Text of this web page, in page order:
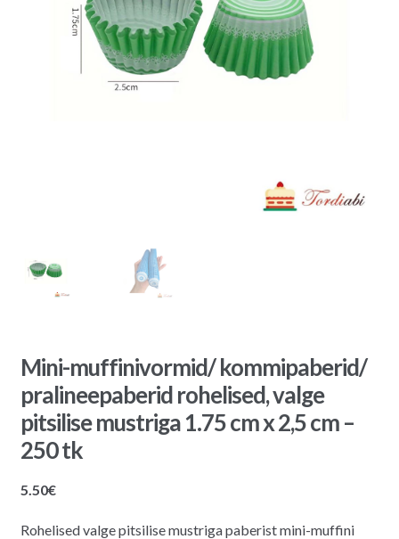
Mini-muffinivormid/ kommipaberid/
pralineepaberid rohelised, valge
pitsilise mustriga 1.75 cm x 2,5 cm –
250 tk
5.50€
Rohelised valge pitsilise mustriga paberist mini-muffini